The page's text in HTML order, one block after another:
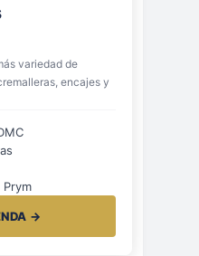
variedad de
encajes y
→